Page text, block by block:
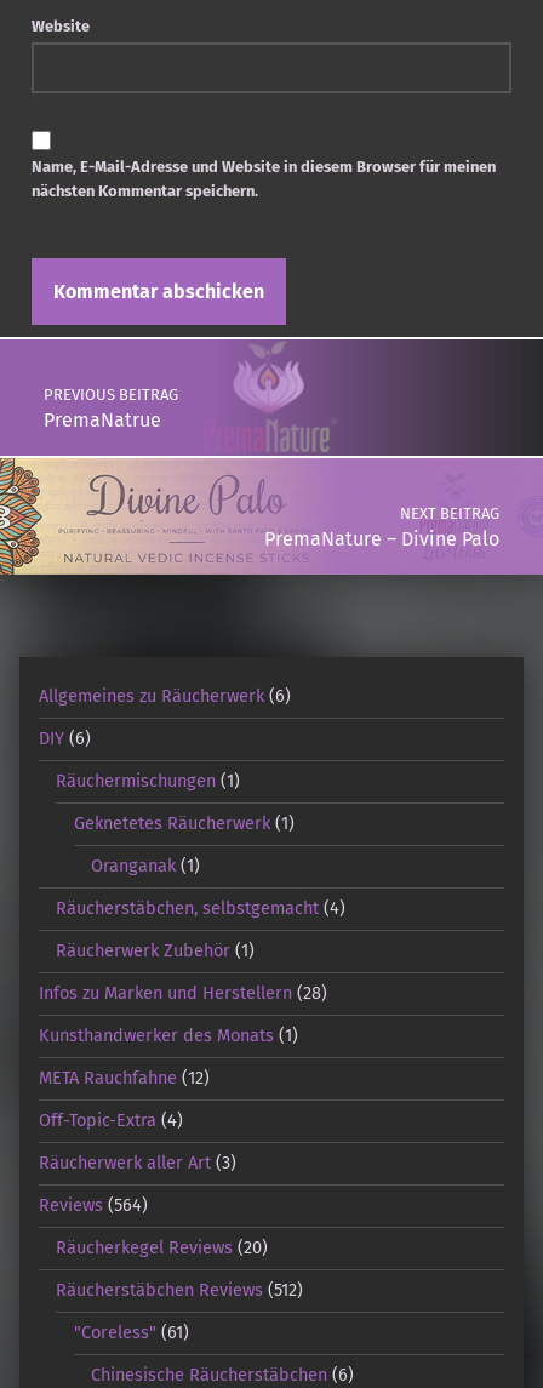
Website
Name, E-Mail-Adresse und Website in diesem Browser für meinen
nächsten Kommentar speichern.
Post navigation
PREVIOUS BEITRAG
PremaNatrue
NEXT BEITRAG
PremaNature – Divine Palo
Allgemeines zu Räucherwerk (6)
DIY (6)
Räuchermischungen (1)
Geknetetes Räucherwerk(1)
Oranganak (1)
Räucherstäbchen, selbstgemacht (4)
Räucherwerk Zubehör (1)
Infos zu Marken und Herstellern (28)
Kunsthandwerker des Monats (1)
META Rauchfahne (12)
Off-Topic-Extra (4)
Räucherwerk aller Art (3)
Reviews (564)
Räucherkegel Reviews (20)
Räucherstäbchen Reviews (512)
"Coreless" (61)
Chinesische Räucherstäbchen (6)